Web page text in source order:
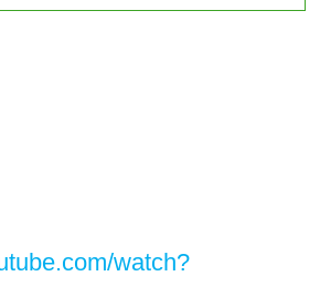
watch?